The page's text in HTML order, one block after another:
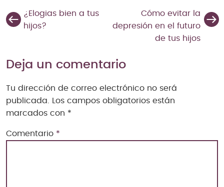
¿Elogias bien a tus
hijos?
Cómo evitar la
depresión en el futuro
de tus hijos
Deja un comentario
Tu dirección de correo electrónico no será
publicada.
Los campos obligatorios están
marcados con *
Comentario *